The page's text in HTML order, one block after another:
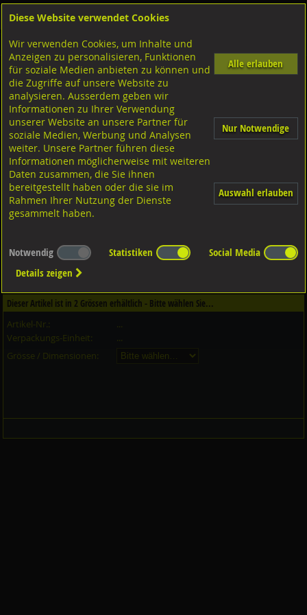
Shop Dübeltechnik Stahldübel-Bolzenanker Diverse Ausführungen Stahldübel
WinkelankerStahl verzinkt, Typ B-W
Dieser Artikel ist in 1Qualitäten erhältlich - Bitte wählen Sie...
Qualität / Oberfläche
Dieser Artikel ist in 2 Grössen erhältlich - Bitte wählen Sie...
Artikel-Nr.:
...
Verpackungs-Einheit:
...
Grösse / Dimensionen:
Diese Website verwendet Cookies
Wir verwenden Cookies, um Inhalte und
Anzeigen zu personalisieren, Funktionen
für soziale Medien anbieten zu können und
die Zugriffe auf unsere Website zu
analysieren. Ausserdem geben wir
Informationen zu Ihrer Verwendung
unserer Website an unsere Partner für
soziale Medien, Werbung und Analysen
weiter. Unsere Partner führen diese
Informationen möglicherweise mit weiteren
Daten zusammen, die Sie ihnen
bereitgestellt haben oder die sie im
Rahmen Ihrer Nutzung der Dienste
gesammelt haben.
Alle erlauben
Nur Notwendige
Auswahl erlauben
Notwendig Statistiken
Social Media
Details zeigen